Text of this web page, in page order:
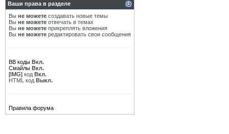
Ваши права в разделе
Вы не можете создавать новые темы
Вы не можете отвечать в темах
Вы не можете прикреплять вложения
Вы не можете редактировать свои сообщения
BB коды Вкл.
Смайлы Вкл.
[IMG] код Вкл.
HTML код Выкл.
Правила форума